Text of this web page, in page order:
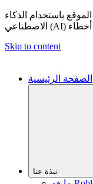
باستخدام الذكاء
Skip to content
الصفحة الرئيسية
نبذة عنا